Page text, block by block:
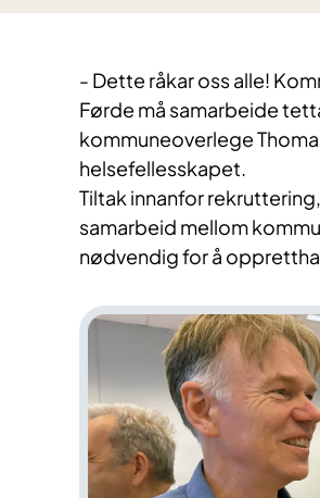
- Dette råkar oss alle!
Førde må samarbeide
kommuneoverlege
helsefellesskapet.
Tiltak innanfor
samarbeid mellom
nødvendig for å